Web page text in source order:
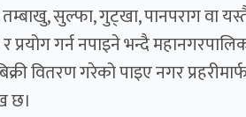
तम्बाखु, सुल्फा, गुट्खा, पानपराग वा
प्रयोग गर्न नपाइने भन्दै
वितरण गरेको पाइए नगर
छ।